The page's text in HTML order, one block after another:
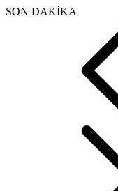
SON DAKİKA